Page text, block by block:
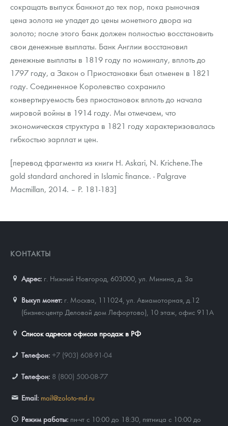
сокращать выпуск банкнот до тех пор, пока рыночная
цена золота не упадет до цены монетного двора на
золото; после этого банк должен полностью восстановить
свои денежные выплаты. Банк Англии восстановил
денежные выплаты в 1819 году по номиналу, вплоть до
1797 году, а Закон о Приостановки был отменен в 1821
году. Соединенное Королевство сохранило
конвертируемость без приостановок вплоть до начала
мировой войны в 1914 году. Мы отмечаем, что
экономическая структура в 1821 году характеризовалась
гибкостью зарплат и цен.
[перевод фрагмента из книги H. Askari, N. Krichene.The
gold standard anchored in Islamic finance. - Palgrave
Macmillan, 2014. – P. 181-183]
КОНТАКТЫ
Адрес: г. Нижний Новгород, 603000 ул. Минина, д. 3а
Выкуп монет: г. Москва, 111024, ул. Авиамоторная, д.12
(бизнес-центр Деловой дом Лефортово), 10 этаж, офис 911А
Список адресов офисов продаж в РФ
Телефон: +7 (903) 608-91-04
Телефон: 8 (800) 500-08-77
Email: mail@zoloto-md.ru
Режим работы: пн-чт с 10:00 до 18:30, пятница с 10:00 до